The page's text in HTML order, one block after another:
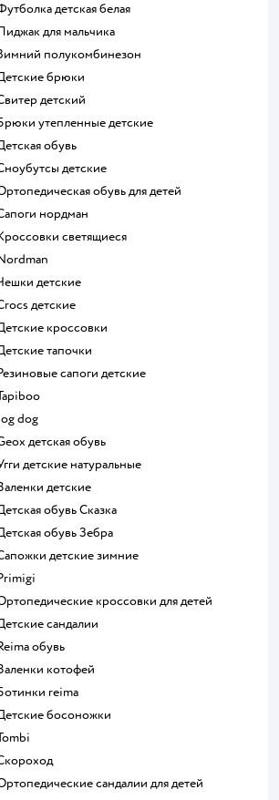
Футболка детская белая
Пиджак для мальчика
Зимний полукомбинезон
Детские брюки
Свитер детский
Брюки утепленные детские
Детская обувь
Сноубутсы детские
Ортопедическая обувь для детей
Сапоги нордман
Кроссовки светящиеся
Nordman
Чешки детские
Crocs детские
Детские кроссовки
Детские тапочки
Резиновые сапоги детские
Tapiboo
Jog dog
Geox детская обувь
Угги детские натуральные
Валенки детские
Детская обувь Сказка
Детская обувь Зебра
Сапожки детские зимние
Primigi
Ортопедические кроссовки для детей
Детские сандалии
Reima обувь
Валенки котофей
Ботинки reima
Детские босоножки
Tombi
Скороход
Ортопедические сандалии для детей